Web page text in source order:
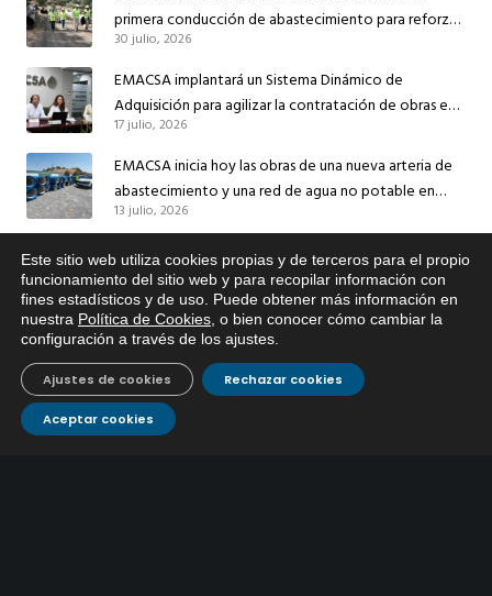
primera conducción de abastecimiento para reforzar
el suministro de agua de Córdoba
30 julio, 2026
EMACSA implantará un Sistema Dinámico de
Adquisición para agilizar la contratación de obras en
sus redes e instalaciones
17 julio, 2026
EMACSA inicia hoy las obras de una nueva arteria de
abastecimiento y una red de agua no potable en
Ingeniero Ruiz de Azúa
13 julio, 2026
Caracterización ZA Córdoba Red Quemadas- 1ª Sem
2026
9 julio, 2026
Caracterización ZA Córdoba Red Carrera Caballo-1º
Sem 2026
9 julio, 2026
Caracterización ZA Medina Azahara-1º Sem 2026
Este sitio web utiliza cookies propias y de terceros para el propio
funcionamiento del sitio web y para recopilar información con
fines estadísticos y de uso. Puede obtener más información en
nuestra Política de Cookies , o bien conocer cómo cambiar la
configuración a través de los ajustes
Aceptar cookies
Rechazar cookies
Ajustes de cookies
Si tiene cualquier duda sobre
EMACSA, haga click abajo.